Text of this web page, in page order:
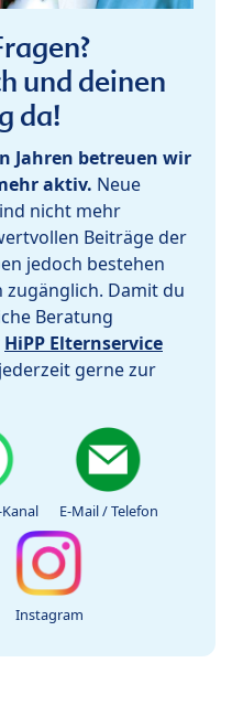
und deinen
da!
Jahren betreuen wir
aktiv. Neue
nicht mehr
Beiträge der
jedoch bestehen
Damit du
Beratung
HiPP Elternservice
gerne zur
E-Mail / Telefon
Instagram